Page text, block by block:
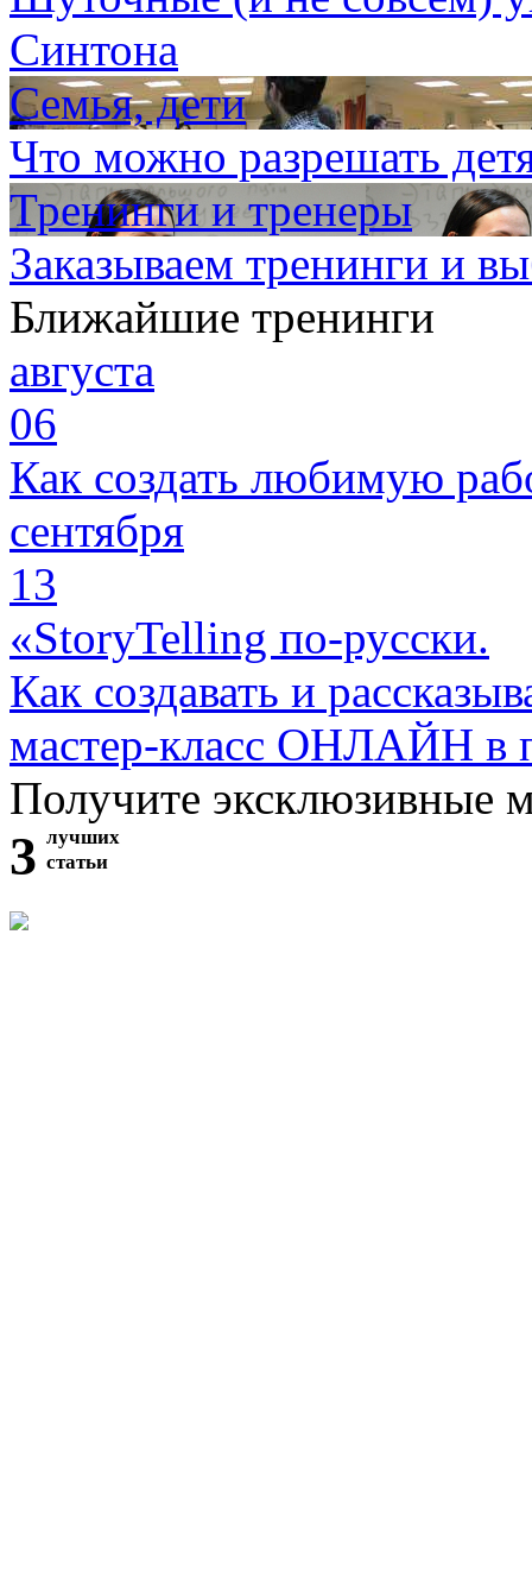
Синтона
Семья, дети
Что можно разрешать
Тренинги и тренеры
Заказываем тренинги и
Ближайшие тренинги
августа
06
Как создать любимую
сентября
13
«StoryTelling по-русски.
Как создавать и
мастер-класс ОНЛАЙН в
Получите эксклюзивные
3 лучших
статьи